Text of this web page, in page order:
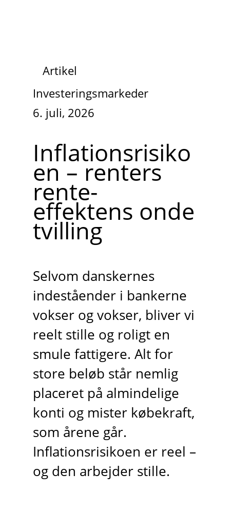
Artikel
Investeringsmarkeder
6. juli, 2026
Inflationsrisiko
en – renters
rente-
effektens onde
tvilling
Selvom danskernes
indeståender i bankerne
vokser og vokser, bliver vi
reelt stille og roligt en
smule fattigere. Alt for
store beløb står nemlig
placeret på almindelige
konti og mister købekraft,
som årene går.
Inflationsrisikoen er reel –
og den arbejder stille.